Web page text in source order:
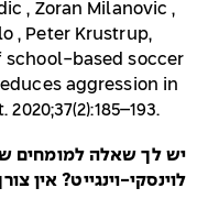
, Zoran Milanović ,
, Peter Krustrup,
school-based soccer
aggression in
יש לך שאלה למומחים
לוינסקי-וינגייט? אין